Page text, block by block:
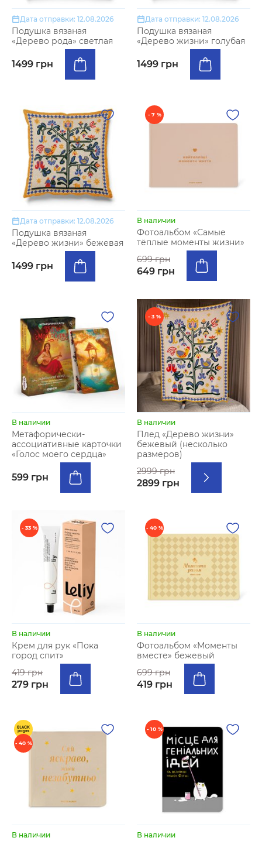
Дата отправки: 12.08.2026
Подушка вязаная
«Дерево рода» светлая
1499 грн
Дата отправки: 12.08.2026
Подушка вязаная
«Дерево жизни» голубая
1499 грн
Дата отправки: 12.08.2026
Подушка вязаная
«Дерево жизни» бежевая
1499 грн
- 7 %
В наличии
Фотоальбом «Самые
тёплые моменты жизни»
699 грн
649 грн
В наличии
Метафорически-
ассоциативные карточки
«Голос моего сердца»
599 грн
- 3 %
В наличии
Плед «Дерево жизни»
бежевый (несколько
размеров)
2999 грн
2899 грн
- 33 %
В наличии
Крем для рук «Пока
город спит»
419 грн
279 грн
- 40 %
В наличии
Фотоальбом «Моменты
вместе» бежевый
699 грн
419 грн
- 40 %
В наличии
- 10 %
В наличии